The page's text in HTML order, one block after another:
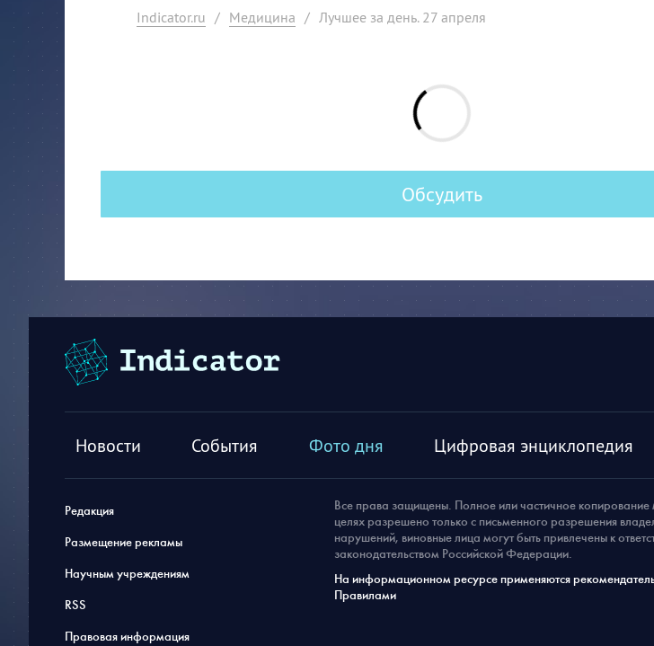
Indicator.ru / Медицина / Лучшее за день. 27 апреля
Обсудить
Новости События Фото дня Цифровая энциклопедия
Редакция
Размещение рекламы
Научным учреждениям
RSS
Правовая информация
Все права защищены. Полное или частичное
целях разрешено только с письменного разрешения
нарушений, виновные лица могут быть привлечены к
законодательством Российской Федерации.
На информационном ресурсе применяются
Правилами